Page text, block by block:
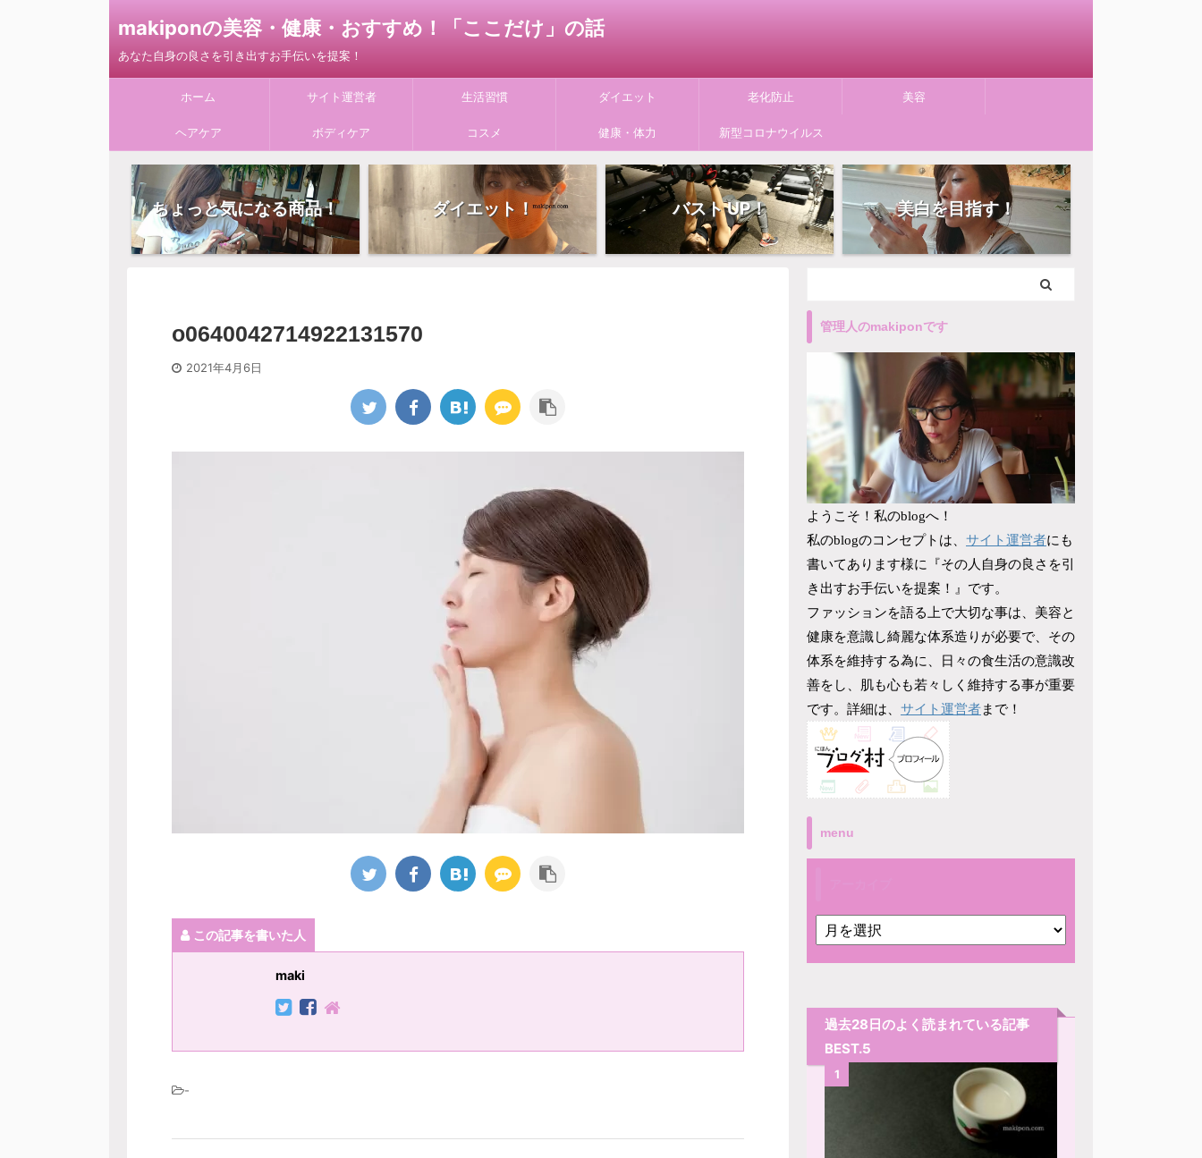
makiponの美容・健康・おすすめ！「ここだけ」の話
あなた自身の良さを引き出すお手伝いを提案！
ホーム サイト運営者 生活習慣 ダイエット 老化防止 美容
ヘアケア ボディケア コスメ 健康・体力 新型コロナウイルス
ちょっと気になる商品！ ダイエット！ バスト UP！ 美白を目指す！
o0640042714922131570
2021年4月6日
この記事を書いた人
maki
-
管理人のmakiponです
ようこそ！私のblogへ！
私のblogのコンセプトは、 サイト運営者にも
書いてあります様に『その人自身の良さを引
き出すお手伝いを提案！』です。
ファッションを語る上で大切な事は、美容と
健康を意識し綺麗な体系造りが必要で、その
体系を維持する為に、日々の食生活の意識改
善をし、肌も心も若々しく維持する事が重要
です。詳細は、 サイト運営者まで！
menu
過去28日のよく読まれている記事
BEST.5
1